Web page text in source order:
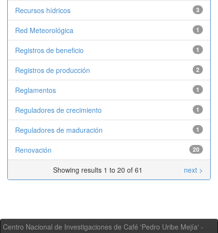
Recursos hídricos 3
Red Meteorológica 1
Registros de beneficio 1
Registros de producción 2
Reglamentos 1
Reguladores de crecimiento 1
Reguladores de maduración 1
Renovación 20
Showing results 1 to 20 of 61 next >
Centro Nacional de Investigaciones de Café 'Pedro Uribe Mejía' -